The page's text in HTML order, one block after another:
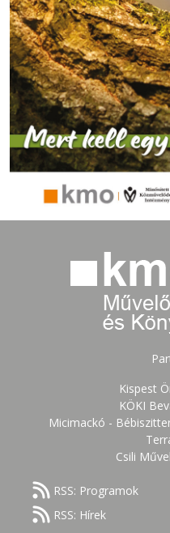
Kispest
KÖKI
Micimackó -
Csili
RSS: Programok
RSS: Hírek